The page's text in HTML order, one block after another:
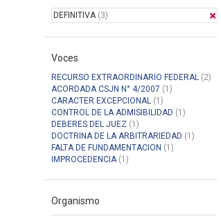
DEFINITIVA(3)
Voces
RECURSO EXTRAORDINARIO FEDERAL (2)
ACORDADA CSJN N° 4/2007 (1)
CARACTER EXCEPCIONAL (1)
CONTROL DE LA ADMISIBILIDAD (1)
DEBERES DEL JUEZ (1)
DOCTRINA DE LA ARBITRARIEDAD (1)
FALTA DE FUNDAMENTACION (1)
IMPROCEDENCIA(1)
Organismo